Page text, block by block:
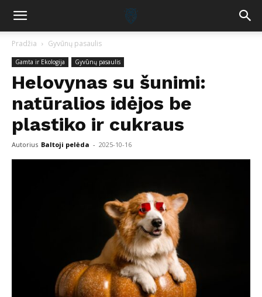
Pradžia Gyvūnų pasaulis
Gamta ir Ekologija Gyvūnų pasaulis
Helovynas su šunimi:
natūralios idėjos be
plastiko ir cukraus
Autorius Baltoji pelėda - 2025-10-16